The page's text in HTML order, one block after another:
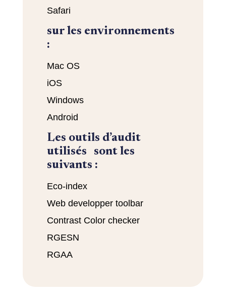
Safari
sur les environnements
:
Mac OS
iOS
Windows
Android
Les outils d’audit
utilisés sont les
suivants :
Eco-index
Web developper toolbar
Contrast Color checker
RGESN
RGAA